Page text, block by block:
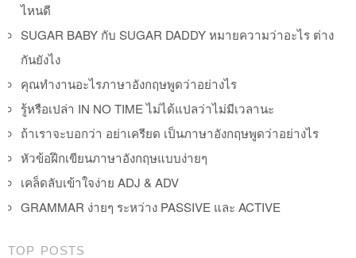
ไหนดี
SUGAR BABY กับ SUGAR DADDY หมายความว่าอะไร ต่าง
กันยังไง
คุณทำงานอะไรภาษาอังกฤษพูดว่าอย่างไร
รู้หรือเปล่า IN NO TIME ไม่ได้แปลว่าไม่มีเวลานะ
ถ้าเราจะบอกว่า อย่าเครียด เป็นภาษาอังกฤษพูดว่าอย่างไร
หัวข้อฝึกเขียนภาษาอังกฤษแบบง่ายๆ
เคล็ดลับเข้าใจง่าย ADJ & ADV
GRAMMAR ง่ายๆ ระหว่าง PASSIVE และ ACTIVE
TOP POSTS